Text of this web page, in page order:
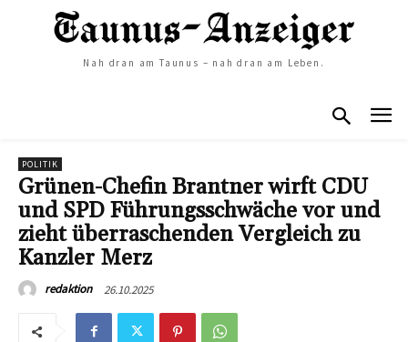
Nah dran am Taunus – nah dran am Leben.
POLITIK
Grünen-Chefin Brantner wirft CDU
und SPD Führungsschwäche vor und
zieht überraschenden Vergleich zu
Kanzler Merz
redaktion 26.10.2025